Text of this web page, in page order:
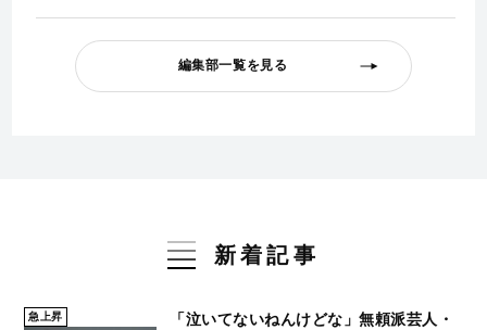
編集部一覧を見る
新着記事
急上昇
「泣いてないねんけどな」無頼派芸人・